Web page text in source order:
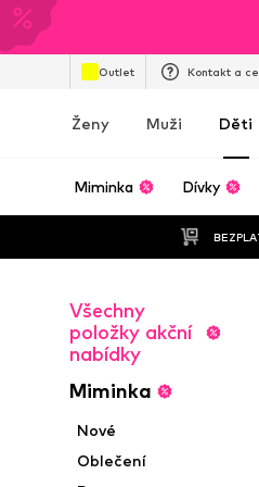
Outlet Kontakt a
Ženy Muži Děti
Miminka Dívky
Všechny
položky akční
nabídky
Miminka
Nové
Oblečení